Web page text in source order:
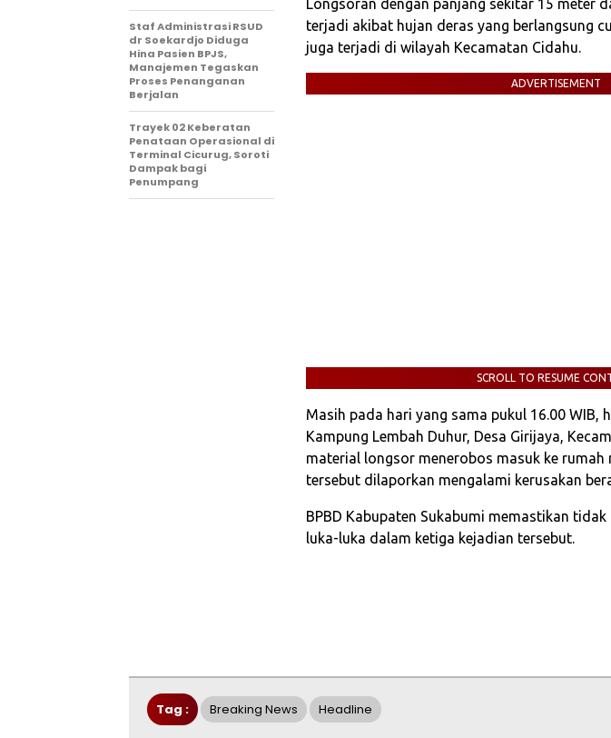
Longsoran dengan panjang sekitar 15 meter
terjadi akibat hujan deras yang berlangsung
juga terjadi di wilayah Kecamatan Cidahu.
ADVERTISEMENT
SCROLL TO RESUME
Masih pada hari yang sama pukul 16.00 WIB,
Kampung Lembah Duhur, Desa Girijaya,
material longsor menerobos masuk ke rumah
tersebut dilaporkan mengalami kerusakan
BPBD Kabupaten Sukabumi memastikan
luka-luka dalam ketiga kejadian tersebut.
Staf Administrasi RSUD
dr Soekardjo Diduga
Hina Pasien BPJS,
Manajemen Tegaskan
Proses Penanganan
Berjalan
‎Trayek 02 Keberatan
Penataan Operasional di
Terminal Cicurug, Soroti
Dampak bagi
Penumpang
Tag : Breaking News Headline